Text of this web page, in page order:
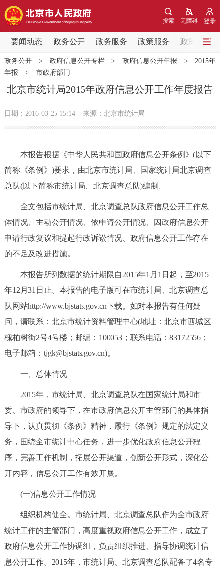
登录
无障碍
搜索
要闻动态 政务公开 政务服务 政策服务 政民互动
要闻动态
党中央精神 国务院信息 中央部委动态
北京要闻 会议信息 部门动态
各区热点
政务公开
市领导 机构职能 政策服务
政策兑现 政策解读 回应关切
决策公开 专题公开
政务服务
便民服务 利企服务 投资项目
中介服务 阳光政务
12345网上接诉即办 我要咨询 我要建议
参与调查 在线访谈 图说互动
走进北京
北京概况 十六区概览
绿色北京
多语种
ENGLISH 한국어 日本語
政务公开> 政府信息公开专栏> 政府信息公开年报 > 2015年
年报 > 市政府部门
北京市统计局2015年政府信息公开工作年度报告
日期：2016-03-25 15:14 来源：北京市统计局
本报告根据《中华人民共和国政府信息公开条例》(以下
简称《条例》)要求，由北京市统计局、国家统计局北京调查
总队(以下简称市统计局、北京调查总队)编制。
全文包括市统计局、北京调查总队政府信息公开工作总
体情况、主动公开情况、依申请公开情况、因政府信息公开
申请行政复议和提起行政诉讼情况、政府信息公开工作存在
的不足及改进措施。
本报告所列数据的统计期限自2015年1月1日起，至2015
年12月31日止。本报告的电子版可在市统计局、北京调查总
队网站http://www.bjstats.gov.cn下载。如对本报告有任何疑
问，请联系：北京市统计资料管理中心(地址：北京市西城区
槐柏树街2号4号楼；邮编：100053；联系电话：83172556；
电子邮箱：tjgk@bjstats.gov.cn)。
一、总体情况
2015年，市统计局、北京调查总队在国家统计局和市
委、市政府的领导下，在市政府信息公开主管部门的具体指
导下，认真贯彻《条例》精神，履行《条例》规定的法定义
务，围绕全市统计中心任务，进一步优化政府信息公开程
序，完善工作机制，拓展公开渠道，创新公开形式，深化公
开内容，信息公开工作有效开展。
(一)信息公开工作情况
组织机构健全。市统计局、北京调查总队作为全市政府
统计工作的主管部门，高度重视政府信息公开工作，成立了
政府信息公开工作协调组，负责组织推进、指导协调统计信
息公开工作。2015年，市统计局、北京调查总队配备了4名专